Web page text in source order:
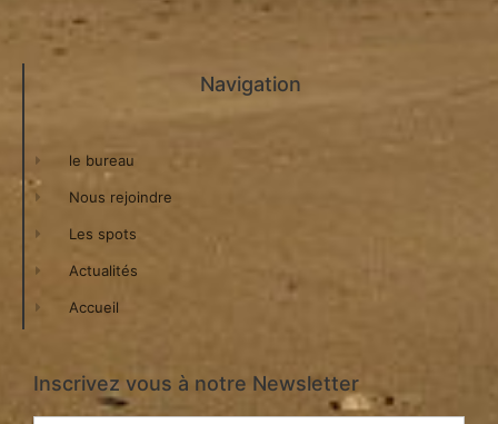
Navigation
le bureau
Nous rejoindre
Les spots
Actualités
Accueil
Inscrivez vous à notre Newsletter